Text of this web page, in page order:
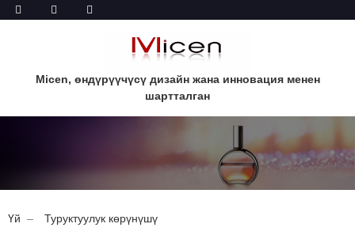
Micen, өндүрүүчүсү дизайн жана инновация менен
шартталган
Үй Туруктуулук көрүнүшү